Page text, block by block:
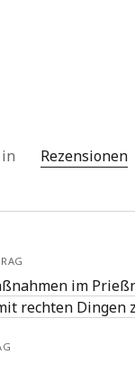
Rezensionen
im
rechten Dingen